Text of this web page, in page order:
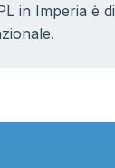
in Imperia è di